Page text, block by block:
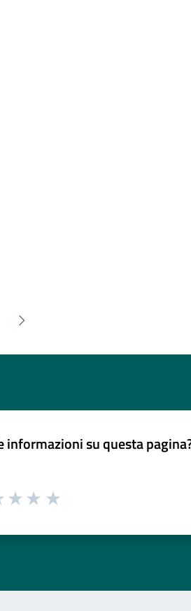
Successiva »
informazioni su questa